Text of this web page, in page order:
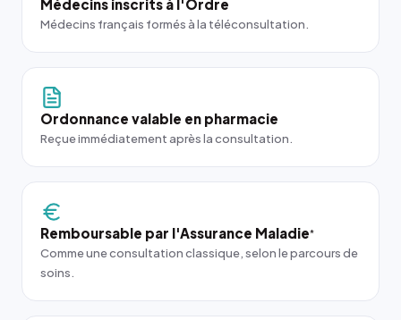
Médecins inscrits à l'Ordre
Médecins français formés à la téléconsultation.
Ordonnance valable en pharmacie
Reçue immédiatement après la consultation.
Remboursable par l'Assurance Maladie*
Comme une consultation classique, selon le parcours de
soins.